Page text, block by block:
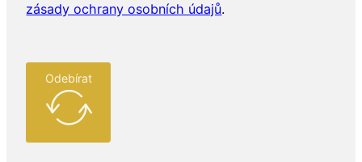
zásady ochrany osobních údajů.
Odebírat